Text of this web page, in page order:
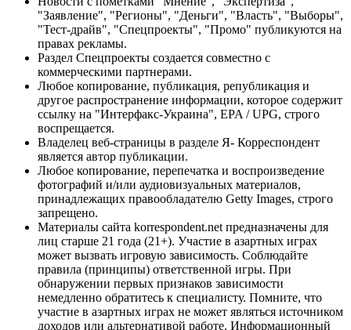
"Заявление", "Регионы", "Деньги", "Власть", "Выборы",
"Тест-драйв", "Спецпроекты", "Промо" публикуются на
правах рекламы.
Раздел Спецпроекты создается совместно с
коммерческими партнерами.
Любое копирование, публикация, републикация и
другое распространение информации, которое содержит
ссылку на "Интерфакс-Украина", EPA / UPG, строго
воспрещается.
Владелец веб-страницы в разделе Я- Корреспондент
является автор публикации.
Любое копирование, перепечатка и воспроизведение
фотографий и/или аудиовизуальных материалов,
принадлежащих правообладателю Getty Images, строго
запрещено.
Материалы сайта korrespondent.net предназначены для
лиц старше 21 года (21+). Участие в азартных играх
может вызвать игровую зависимость. Соблюдайте
правила (принципы) ответственной игры. При
обнаружении первых признаков зависимости
немедленно обратитесь к специалисту. Помните, что
участие в азартных играх не может являться источником
доходов или альтернативой работе. Информационный